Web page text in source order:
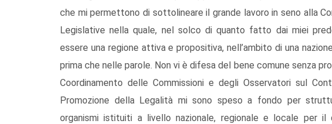
che mi permettono di sottolineare il grande lavoro in seno alla
Legislative nella quale, nel solco di quanto fatto dai miei
essere una regione attiva e propositiva, nell’ambito di una
prima che nelle parole. Non vi è difesa del bene comune senza
Coordinamento delle Commissioni e degli Osservatori sul
Promozione della Legalità mi sono speso a fondo per
organismi istituiti a livello nazionale, regionale e locale per